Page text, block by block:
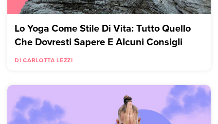
Lo Yoga Come Stile Di Vita: Tutto Quello
Che Dovresti Sapere E Alcuni Consigli
DI CARLOTTA LEZZI